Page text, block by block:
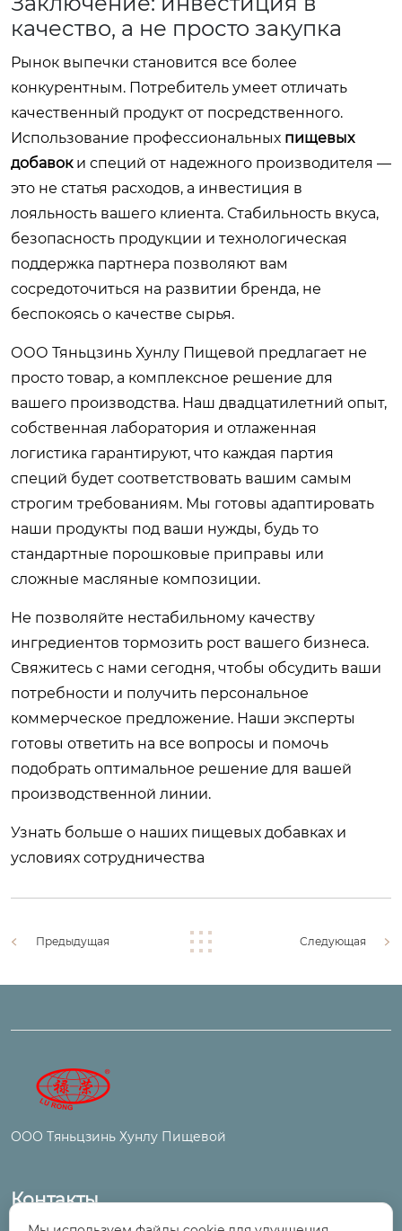
качество, а не просто закупка
Рынок выпечки становится все более
конкурентным. Потребитель умеет отличать
качественный продукт от посредственного.
Использование профессиональных пищевых
добавоки специй от надежного производителя —
это не статья расходов, а инвестиция в
лояльность вашего клиента. Стабильность вкуса,
безопасность продукции и технологическая
поддержка партнера позволяют вам
сосредоточиться на развитии бренда, не
беспокоясь о качестве сырья.
ООО Тяньцзинь Хунлу Пищевой предлагает не
просто товар, а комплексное решение для
вашего производства. Наш двадцатилетний опыт,
собственная лаборатория и отлаженная
логистика гарантируют, что каждая партия
специй будет соответствовать вашим самым
строгим требованиям. Мы готовы адаптировать
наши продукты под ваши нужды, будь то
стандартные порошковые приправы или
сложные масляные композиции.
Не позволяйте нестабильному качеству
ингредиентов тормозить рост вашего бизнеса.
Свяжитесь с нами сегодня, чтобы обсудить ваши
потребности и получить персональное
коммерческое предложение. Наши эксперты
готовы ответить на все вопросы и помочь
подобрать оптимальное решение для вашей
производственной линии.
Узнать больше о наших пищевых добавках и
условиях сотрудничества
Предыдущая Следующая
ООО Тяньцзинь Хунлу Пищевой
Контакты